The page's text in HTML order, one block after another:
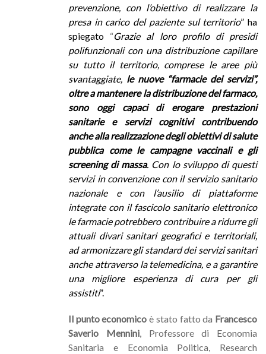
prevenzione, con l’obiettivo di realizzare la
presa in carico del paziente sul territorio” ha
spiegato “Grazie al loro profilo di presidi
polifunzionali con una distribuzione capillare
su tutto il territorio, comprese le aree più
svantaggiate, le nuove “farmacie dei servizi”,
oltre a mantenere la distribuzione del farmaco,
sono oggi capaci di erogare prestazioni
sanitarie e servizi cognitivi contribuendo
anche alla realizzazione degli obiettivi di salute
pubblica come le campagne vaccinali e gli
screening di massa. Con lo sviluppo di questi
servizi in convenzione con il servizio sanitario
nazionale e con l’ausilio di piattaforme
integrate con il fascicolo sanitario elettronico
le farmacie potrebbero contribuire a ridurre gli
attuali divari sanitari geografici e territoriali,
ad armonizzare gli standard dei servizi sanitari
anche attraverso la telemedicina, e a garantire
una migliore esperienza di cura per gli
assistiti”.
Il punto economicoè stato fatto da Francesco
Saverio Mennini, Professore di Economia
Sanitaria e Economia Politica, Research